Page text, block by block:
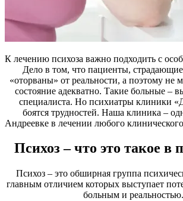
К лечению психоза важно подходить с
Дело в том, что пациенты,
«оторваны» от реальности, а поэтому не
состояние адекватно. Такие больные –
специалиста. Но психиатры клиники
боятся трудностей. Наша клиника –
Андреевке в лечении любого
Психоз – что это такое в
Психоз – это обширная группа
главным отличием которых выступает
больным и реальностью.